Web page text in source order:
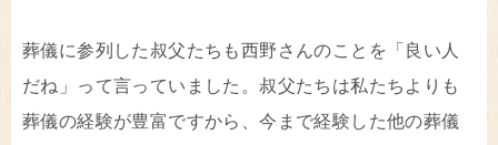
葬儀に参列した叔父たちも西野さんのことを「良い人
だね」って言っていました。叔父たちは私たちよりも
葬儀の経験が豊富ですから、今まで経験した他の葬儀